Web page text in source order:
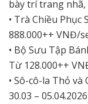
bày trí trang
• Trà Chiều Phục
888.000++ VNĐ/
• Bộ Sưu Tập
Từ 128.000++
• Sô-cô-la Thỏ
30.03 – 05.04.2026